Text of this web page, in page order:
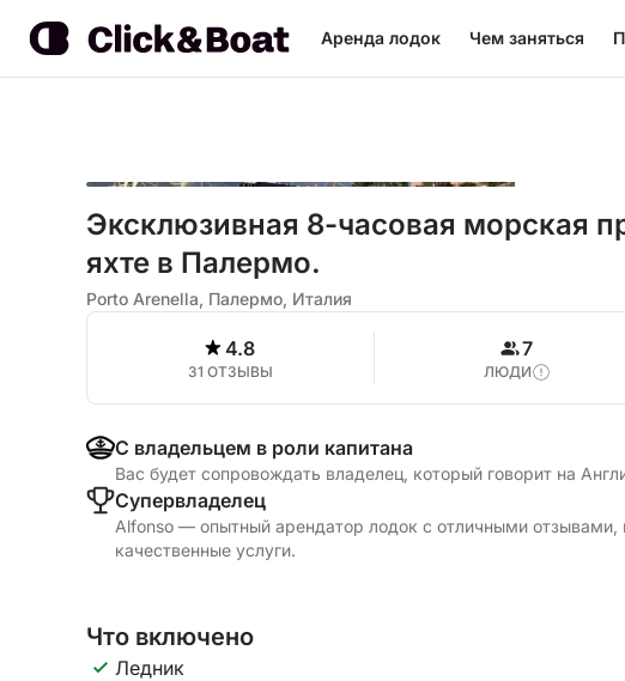
Аренда лодок Чем заняться
Эксклюзивная 8-часовая морская
яхте в Палермо.
Porto Arenella, Палермо, Италия
4.8
31 ОТЗЫВЫ
7
ЛЮДИ
С владельцем в роли капитана
Вас будет сопровождать владелец, который говорит на
Cупервладелец
Alfonso — опытный арендатор лодок с отличными отзывами,
качественные услуги.
Что включено
Ледник